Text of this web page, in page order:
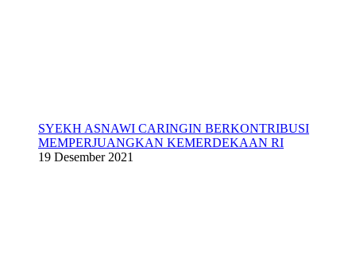
SYEKH ASNAWI CARINGIN BERKONTRIBUSI
MEMPERJUANGKAN KEMERDEKAAN RI
19 Desember 2021